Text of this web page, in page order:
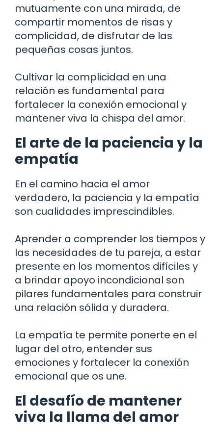
mutuamente con una mirada, de
compartir momentos de risas y
complicidad, de disfrutar de las
pequeñas cosas juntos.
Cultivar la complicidad en una
relación es fundamental para
fortalecer la conexión emocional y
mantener viva la chispa del amor.
El arte de la paciencia y la
empatía
En el camino hacia el amor
verdadero, la paciencia y la empatía
son cualidades imprescindibles.
Aprender a comprender los tiempos y
las necesidades de tu pareja, a estar
presente en los momentos difíciles y
a brindar apoyo incondicional son
pilares fundamentales para construir
una relación sólida y duradera.
La empatía te permite ponerte en el
lugar del otro, entender sus
emociones y fortalecer la conexión
emocional que os une.
El desafío de mantener
viva la llama del amor